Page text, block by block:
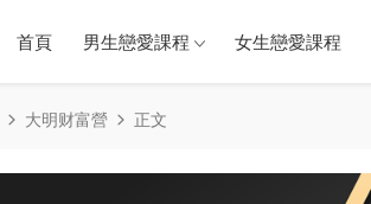
首頁 男生戀愛課程 女生戀愛課程
大明财富營 正文